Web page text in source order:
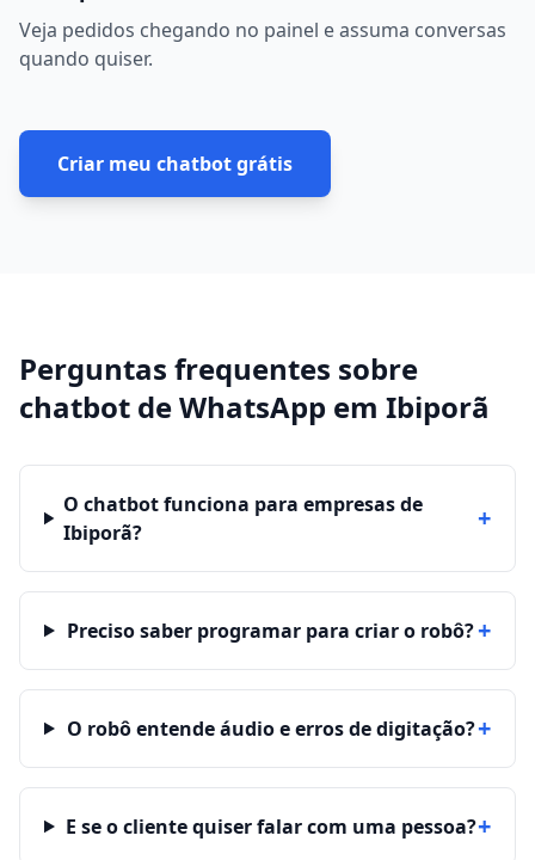
Veja pedidos chegando no painel e assuma conversas
quando quiser.
Criar meu chatbot grátis
Perguntas frequentes sobre
chatbot de WhatsApp em Ibiporã
O chatbot funciona para empresas de
Ibiporã?
+
Preciso saber programar para criar o robô?+
O robô entende áudio e erros de digitação?+
E se o cliente quiser falar com uma pessoa?+